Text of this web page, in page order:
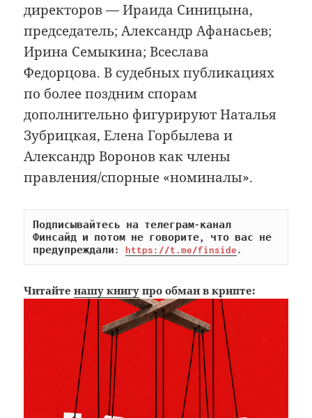
директоров — Ираида Синицына,
председатель; Александр Афанасьев;
Ирина Семыкина; Всеслава
Федорцова. В судебных публикациях
по более поздним спорам
дополнительно фигурируют Наталья
Зубрицкая, Елена Горбылева и
Александр Воронов как члены
правления/спорные «номиналы».
Подписывайтесь на телеграм-канал
Финсайд и потом не говорите, что вас не
предупреждали: https://t.me/finside.
Читайтенашу книгу про обман в крипте: